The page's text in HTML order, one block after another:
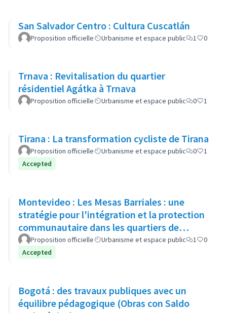
San Salvador Centro : Cultura Cuscatlán
Proposition officielle Urbanisme et espace public 1 0
Trnava : Revitalisation du quartier
résidentiel Agátka à Trnava
Proposition officielle Urbanisme et espace public 0 1
Tirana : La transformation cycliste de Tirana
Proposition officielle Urbanisme et espace public 0
1
Accepted
Montevideo : Les Mesas Barriales : une
stratégie pour l'intégration et la protection
communautaire dans les quartiers de
Montevideo
Proposition officielle Urbanisme et espace public 1
0
Accepted
Bogotá : des travaux publiques avec un
équilibre pédagogique (Obras con Saldo